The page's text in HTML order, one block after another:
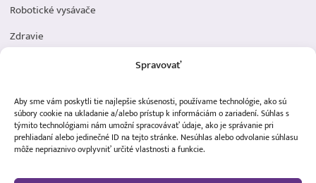
Spravovať
Aby sme vám poskytli tie najlepšie skúsenosti, používame technológie, ako sú
súbory cookie na ukladanie a/alebo prístup k informáciám o zariadení. Súhlas s
týmito technológiami nám umožní spracovávať údaje, ako je správanie pri
prehliadaní alebo jedinečné ID na tejto stránke. Nesúhlas alebo odvolanie súhlasu
môže nepriaznivo ovplyvniť určité vlastnosti a funkcie.
Robotické vysávače
Zdravie
Dôležité odkazy
Obchodné podmienky